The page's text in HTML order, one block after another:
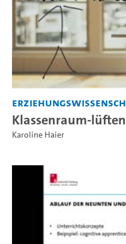
Klassenraum-lüften
Karoline Haier